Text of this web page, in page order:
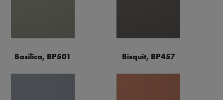
Basilica, BP501 Bisquit, BP457